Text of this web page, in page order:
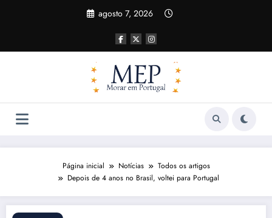
agosto 7, 2026
Página inicial Notícias
Todos os artigos
Depois de 4 anos no Brasil, voltei para Portugal